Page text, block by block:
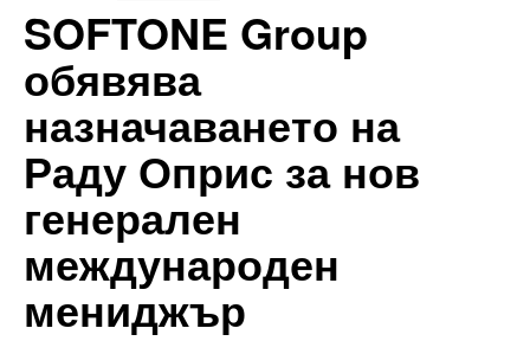
SOFTONE Group
обявява
назначаването на
Раду Оприс за нов
генерален
международен
мениджър